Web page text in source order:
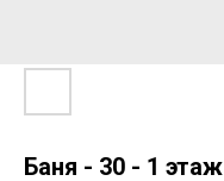
Баня - 30 - 1